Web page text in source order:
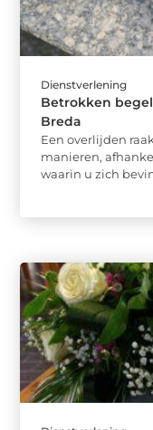
Dienstverlening
Betrokken
Breda
Een overlijden
manieren,
waarin u zich